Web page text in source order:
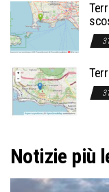
Notizie più